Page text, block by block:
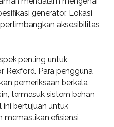
generator. Lokasi
aksesibilitas
penting untuk
Rexford. Para pengguna
pemeriksaan berkala
termasuk sistem bahan
ini bertujuan untuk
memastikan efisiensi